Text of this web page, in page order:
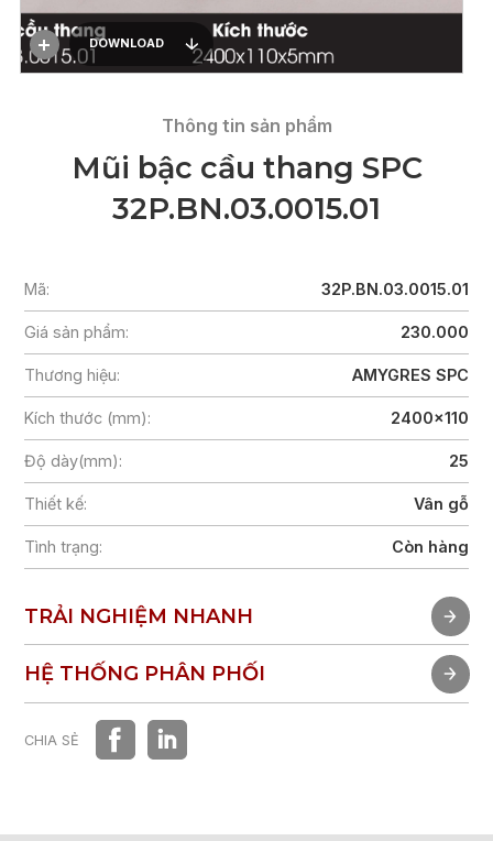
DOWNLOAD
Thông tin sản phẩm
Mũi bậc cầu thang SPC
32P.BN.03.0015.01
Mã: 32P.BN.03.0015.01
Giá sản phẩm: 230.000
Thương hiệu: AMYGRES SPC
Kích thước (mm): 2400x110
Độ dày(mm): 25
Thiết kế: Vân gỗ
Tình trạng: Còn hàng
TRẢI NGHIỆM NHANH
TRẢI NGHIỆM NHANH
HỆ THỐNG PHÂN PHỐI
HỆ THỐNG PHÂN PHỐI
CHIA SẺ